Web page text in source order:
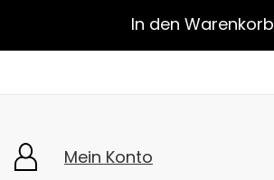
In den Warenkorb
Mein Konto